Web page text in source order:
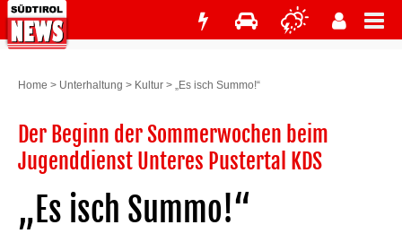
Home > Unterhaltung > Kultur > „Es isch Summo!“
Der Beginn der Sommerwochen beim
Jugenddienst Unteres Pustertal KDS
„Es isch Summo!“